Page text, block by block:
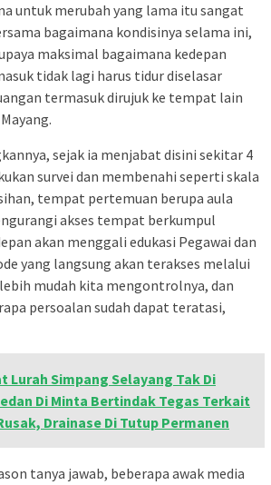
untuk merubah yang lama itu sangat
bagaimana kondisinya selama ini,
maksimal bagaimana kedepan
tidak lagi harus tidur diselasar
termasuk dirujuk ke tempat lain
sejak ia menjabat disini sekitar 4
survei dan membenahi seperti skala
tempat pertemuan berupa aula
akses tempat berkumpul
akan menggali edukasi Pegawai dan
yang langsung akan terakses melalui
mudah kita mengontrolnya, dan
persoalan sudah dapat teratasi,
Lurah Simpang Selayang Tak Di
Di Minta Bertindak Tegas Terkait
Drainase Di Tutup Permanen
tanya jawab, beberapa awak media